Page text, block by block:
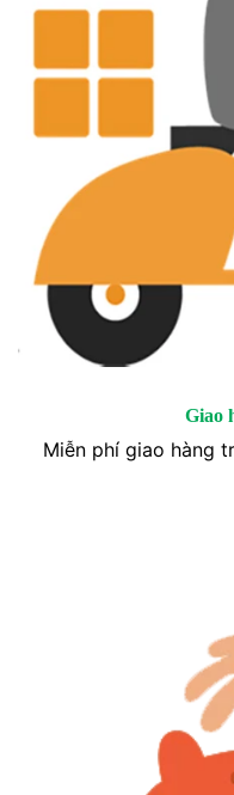
Giao
Miễn phí giao hàng